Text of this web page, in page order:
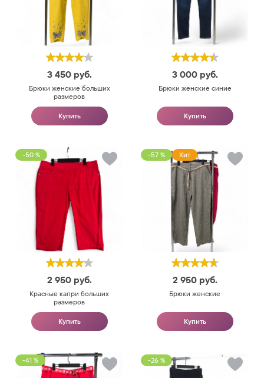
3 450 руб.
Брюки женские больших
размеров
Купить
3 000 руб.
Брюки женские синие
Купить
-50 %
2 950 руб.
Красные капри больших
размеров
Купить
-57 % Хит
2 950 руб.
Брюки женские
Купить
-41 % -26 %